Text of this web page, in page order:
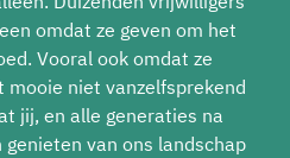
omdat ze geven om het
Vooral ook omdat ze
mooie niet vanzelfsprekend
jij, en alle generaties na
van ons landschap